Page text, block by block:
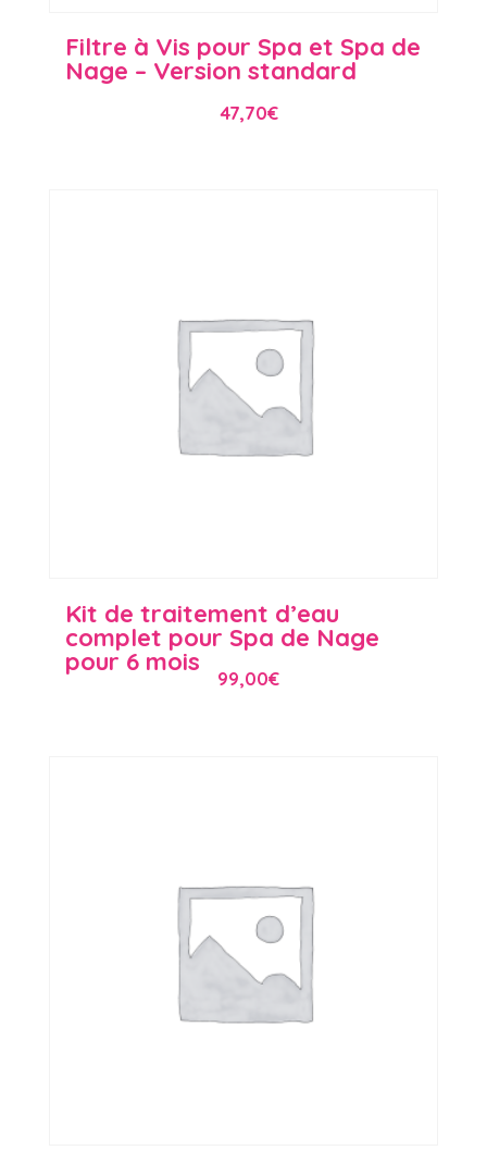
Filtre à Vis pour Spa et Spa de
Nage – Version standard
47,70€
Kit de traitement d’eau
complet pour Spa de Nage
pour 6 mois
99,00€